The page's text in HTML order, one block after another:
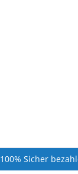
100% Sicher